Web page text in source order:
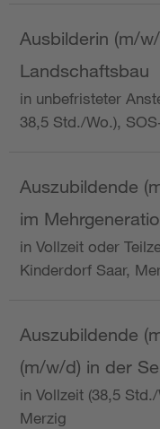
Ausbilderin (m/
Landschaftsbau
in unbefristeter
38,5 Std./Wo.),
Auszubildende
im
in Vollzeit oder
Kinderdorf Saar,
Auszubildende
(m/w/d) in der
in Vollzeit (38,5
Merzig